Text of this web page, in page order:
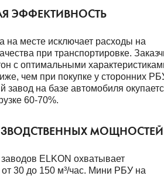
ЭФФЕКТИВНОСТЬ
на месте исключает расходы на
при транспортировке.
с оптимальными
чем при покупке у сторонних
завод на базе автомобиля
60-70%.
МОЩНОСТЕЙ
ELKON охватывает
от 30 до 150 м³/час. Мини РБУ на